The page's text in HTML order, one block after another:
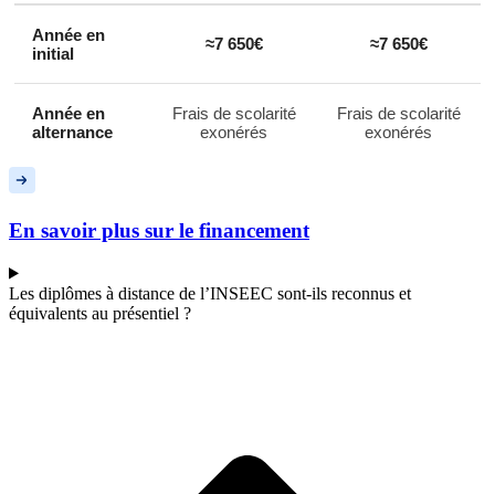
Année en
initial
≈7 650€ ≈7 650€
Année en
alternance
Frais de scolarité
exonérés
Frais de scolarité
exonérés
En savoir plus sur le financement
Les diplômes à distance de l’INSEEC sont-ils reconnus et
équivalents au présentiel ?